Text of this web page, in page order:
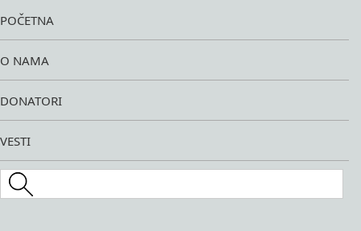
POČETNA
O NAMA
DONATORI
VESTI
Search this site